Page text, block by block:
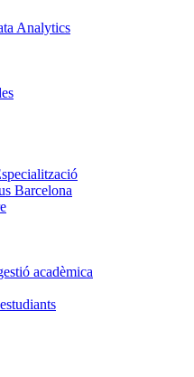
Analytics
Barcelona
acadèmica